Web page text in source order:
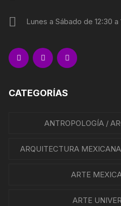
Lunes a Sábado de 12:30 a
CATEGORÍAS
ANTROPOLOGÍA /
ARQUITECTURA MEXICANA
ARTE
ARTE